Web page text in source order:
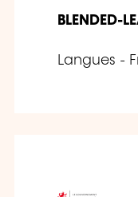
BLENDED-
Langues -